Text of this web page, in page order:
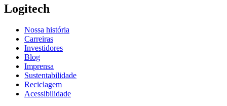
Logitech
Nossa história
Carreiras
Investidores
Blog
Imprensa
Sustentabilidade
Reciclagem
Acessibilidade